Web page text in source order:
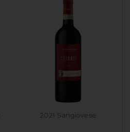
2021 Sangiovese